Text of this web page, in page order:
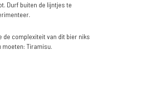
Durf buiten de lijntjes te
de complexiteit van dit bier niks
moeten: Tiramisu.